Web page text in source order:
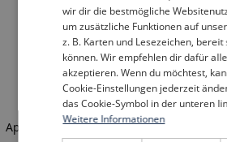
Application error: a client-side
wir dir die bestmögliche
um zusätzliche Funktionen auf
z. B. Karten und Lesezeichen, bereit
können. Wir empfehlen dir dafür
akzeptieren. Wenn du möchtest,
Cookie-Einstellungen jederzeit
das Cookie-Symbol in der unteren
Weitere Informationen